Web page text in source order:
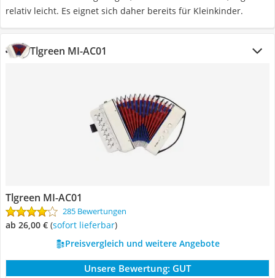
relativ leicht. Es eignet sich daher bereits für Kleinkinder.
Tlgreen MI-AC01
Tlgreen MI-AC01
285 Bewertungen
ab 26,00 € ( Sofort lieferbar)
Preisvergleich und weitere Angebote
Unsere Bewertung: GUT